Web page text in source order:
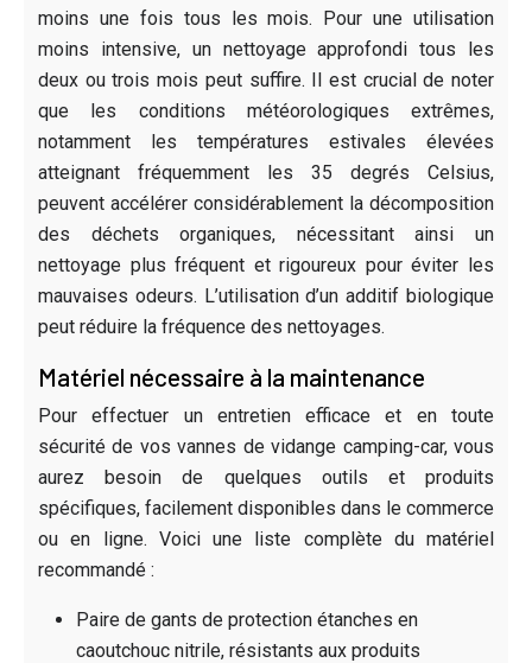
moins une fois tous les mois. Pour une utilisation
moins intensive, un nettoyage approfondi tous les
deux ou trois mois peut suffire. Il est crucial de noter
que les conditions météorologiques extrêmes,
notamment les températures estivales élevées
atteignant fréquemment les 35 degrés Celsius,
peuvent accélérer considérablement la décomposition
des déchets organiques, nécessitant ainsi un
nettoyage plus fréquent et rigoureux pour éviter les
mauvaises odeurs. L’utilisation d’un additif biologique
peut réduire la fréquence des nettoyages.
Matériel nécessaire à la maintenance
Pour effectuer un entretien efficace et en toute
sécurité de vos vannes de vidange camping-car, vous
aurez besoin de quelques outils et produits
spécifiques, facilement disponibles dans le commerce
ou en ligne. Voici une liste complète du matériel
recommandé :
Paire de gants de protection étanches en
caoutchouc nitrile, résistants aux produits